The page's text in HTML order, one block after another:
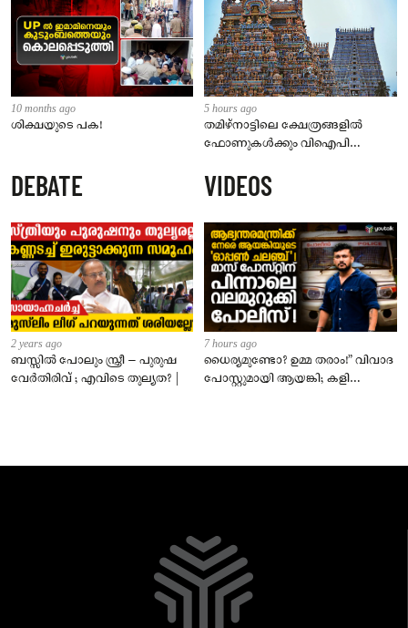
10 months ago
ശിക്ഷയുടെ പക!
5 hours ago
തമിഴ്‌നാട്ടിലെ ക്ഷേത്രങ്ങളിൽ
ഫോണുകൾക്കും വിഐപി
സെപ്റ്റംബർ 1 മുതൽ നിലവിൽ
വരും
DEBATE
2 years ago
ബസ്സിൽ പോലും സ്ത്രീ – പുരുഷ
വേർതിരിവ് ; എവിടെ തുല്യത? |
VIDEOS
7 hours ago
ധൈര്യമുണ്ടോ? ഉമ്മ തരാം!” വിവാദ
പോസ്റ്റുമായി ആയങ്കി; കളി